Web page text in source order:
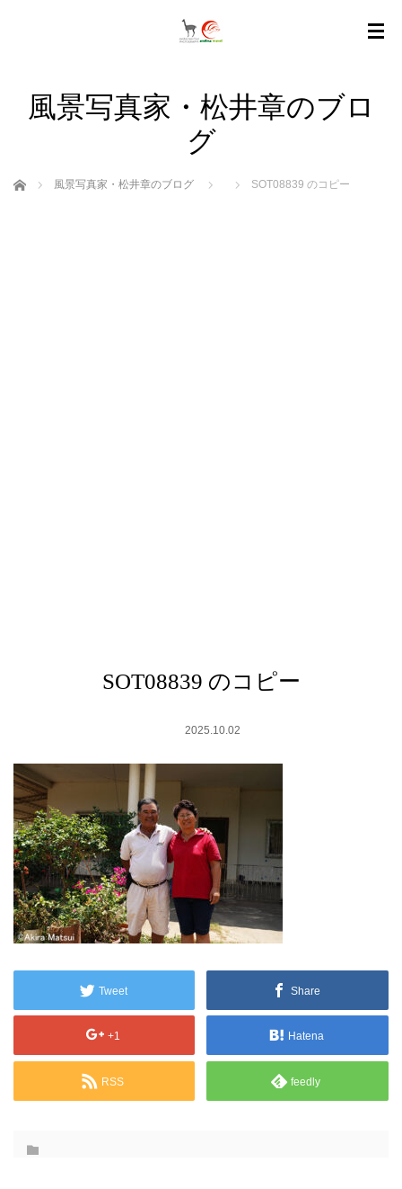
風景写真家・松井章のブロ
グ
ホーム 風景写真家・松井章のブログ SOT08839 のコピー
SOT08839 のコピー
2025.10.02
Tweet Share
+1 Hatena
RSS feedly